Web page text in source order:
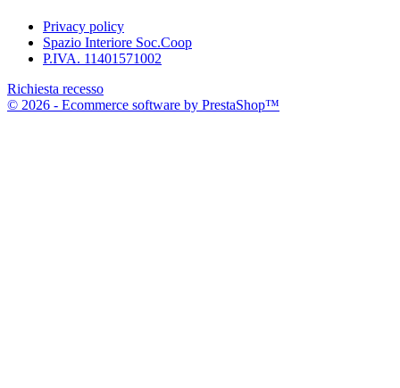
Privacy policy
Spazio Interiore Soc.Coop
P.IVA. 11401571002
Richiesta recesso
© 2026 - Ecommerce software by PrestaShop™